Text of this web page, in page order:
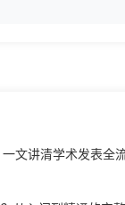
文讲清学术发表全